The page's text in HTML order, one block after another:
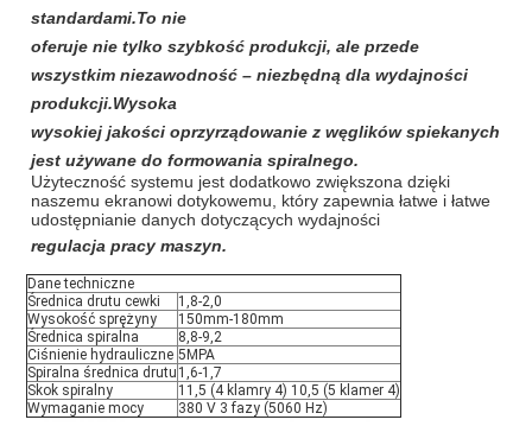
standardami.To nie
oferuje nie tylko szybkość produkcji, ale przede
wszystkim niezawodność – niezbędną dla wydajności
produkcji.Wysoka
wysokiej jakości oprzyrządowanie z węglików spiekanych
jest używane do formowania spiralnego.
Użyteczność systemu jest dodatkowo zwiększona dzięki
naszemu ekranowi dotykowemu, który zapewnia łatwe i łatwe
udostępnianie danych dotyczących wydajności
regulacja pracy maszyn.
Dane techniczne
Średnica drutu cewki
1,8-2,0
Wysokość sprężyny
150mm-180mm
Średnica spiralna
8,8-9,2
Ciśnienie hydrauliczne 5MPA
Spiralna średnica drutu 1,6-1,7
Skok spiralny
11,5 (4 klamry 4) 10,5 (5 klamer 4)
Wymaganie mocy
380 V 3 fazy (5060 Hz)